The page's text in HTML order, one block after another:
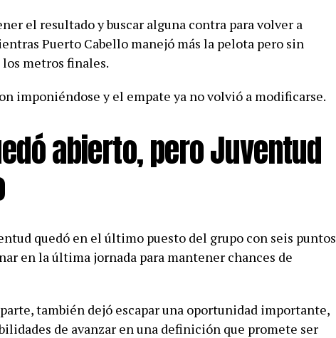
el resultado y buscar alguna contra para volver a
Puerto Cabello manejó más la pelota pero sin
metros finales.
imponiéndose y el empate ya no volvió a modificarse.
abierto, pero Juventud
quedó en el último puesto del grupo con seis puntos
en la última jornada para mantener chances de
también dejó escapar una oportunidad importante,
de avanzar en una definición que promete ser